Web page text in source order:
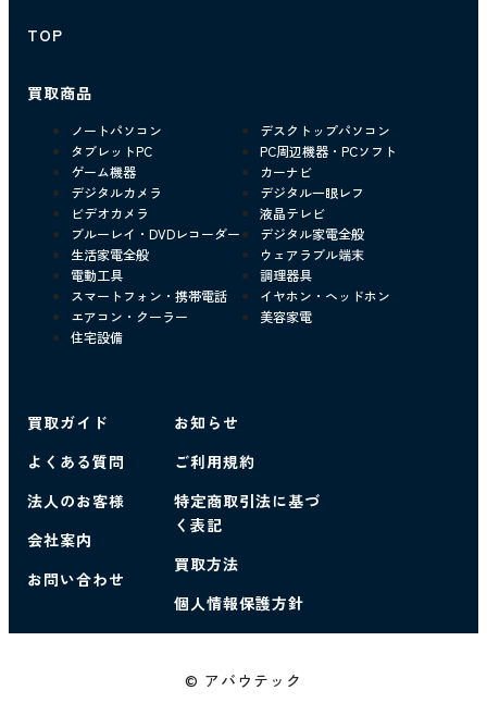
TOP
買取商品
ノートパソコン
デスクトップパソコン
タブレットPC
PC周辺機器・PCソフト
ゲーム機器
カーナビ
デジタルカメラ
デジタル一眼レフ
ビデオカメラ
液晶テレビ
ブルーレイ・DVDレコーダー
デジタル家電全般
生活家電全般
ウェアラブル端末
電動工具
調理器具
スマートフォン・携帯電話
イヤホン・ヘッドホン
エアコン・クーラー
美容家電
住宅設備
買取ガイド
よくある質問
法人のお客様
会社案内
お問い合わせ
お知らせ
ご利用規約
特定商取引法に基づ
く表記
買取方法
個人情報保護方針
© アバウテック